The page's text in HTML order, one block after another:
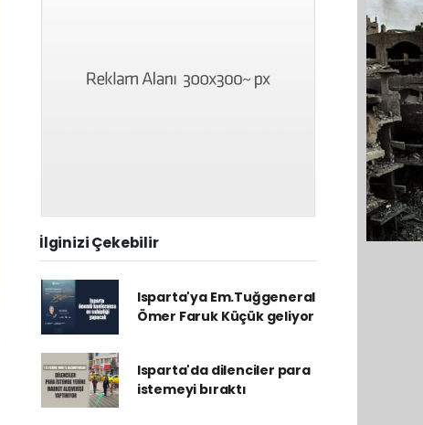
İlginizi Çekebilir
Isparta'ya Em.Tuğgeneral
Ömer Faruk Küçük geliyor
Isparta'da dilenciler para
istemeyi bıraktı